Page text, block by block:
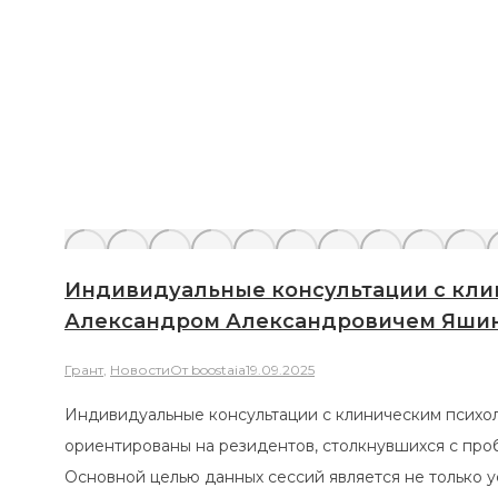
Индивидуальные консультации с
Александром Александровичем Яшиным!
Новости Отboostaia19.09.2025
Индивидуальные консультации с клиническим
ориентированы на резидентов, столкнувшихся с
Основной целью данных сессий является не только